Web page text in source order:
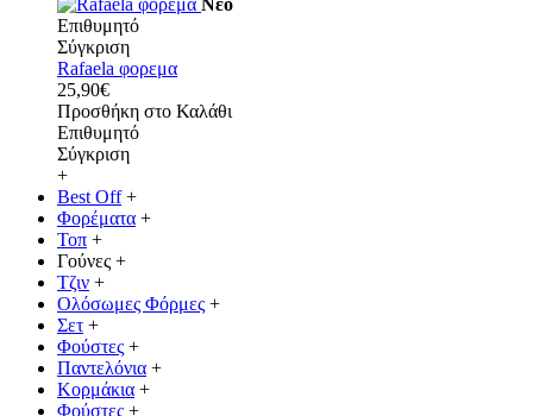
Νέο
Επιθυμητό
Σύγκριση
Rafaela φορεμα
25,90€
Προσθήκη στο Καλάθι
Επιθυμητό
Σύγκριση
+
Best Off +
Φορέματα +
Τοπ +
Γούνες +
Τζιν +
Ολόσωμες Φόρμες +
Σετ +
Φούστες +
Παντελόνια +
Κορμάκια +
Φούστες +